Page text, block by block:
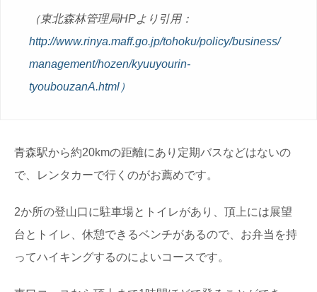
（東北森林管理局HPより引用：
http://www.rinya.maff.go.jp/tohoku/policy/business/
management/hozen/kyuuyourin-
tyoubouzanA.html）
青森駅から約20kmの距離にあり定期バスなどはないの
で、レンタカーで行くのがお薦めです。
2か所の登山口に駐車場とトイレがあり、頂上には展望
台とトイレ、休憩できるベンチがあるので、お弁当を持
ってハイキングするのによいコースです。